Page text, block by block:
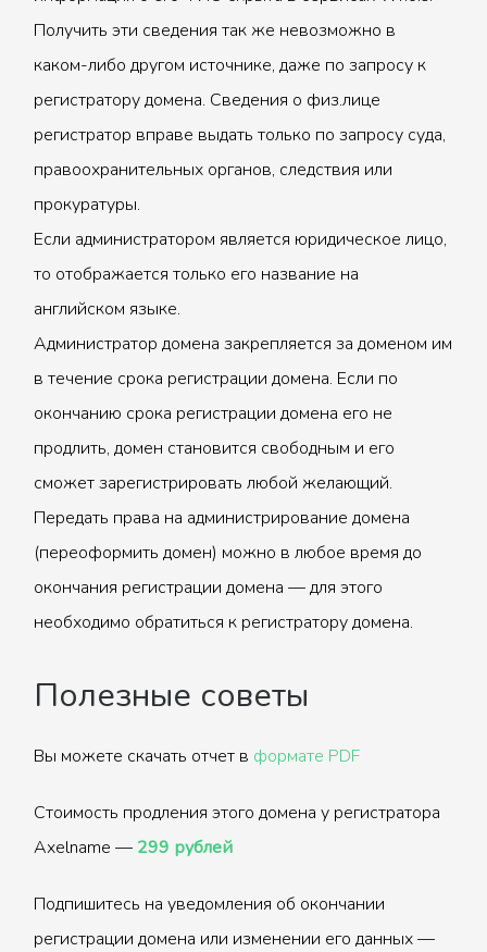
Получить эти сведения так же невозможно в
каком-либо другом источнике, даже по запросу к
регистратору домена. Сведения о физ.лице
регистратор вправе выдать только по запросу суда,
правоохранительных органов, следствия или
прокуратуры.
Если администратором является юридическое лицо,
то отображается только его название на
английском языке.
Администратор домена закрепляется за доменом им
в течение срока регистрации домена. Если по
окончанию срока регистрации домена его не
продлить, домен становится свободным и его
сможет зарегистрировать любой желающий.
Передать права на администрирование домена
(переоформить домен) можно в любое время до
окончания регистрации домена — для этого
необходимо обратиться к регистратору домена.
Полезные советы
Вы можете скачать отчет в формате PDF
Стоимость продления этого домена у регистратора
Axelname — 299 рублей
Подпишитесь на уведомления об окончании
регистрации домена или изменении его данных —